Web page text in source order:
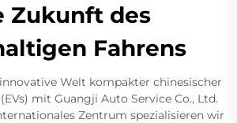
Zukunft des
Fahrens
Welt kompakter chinesischer
mit Guangji Auto Service Co., Ltd.
Zentrum spezialisieren wir